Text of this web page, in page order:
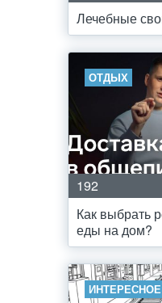
Лечебные
ОТДЫХ
192
Как выбрать
еды на дом?
ИНТЕРЕСНОЕ